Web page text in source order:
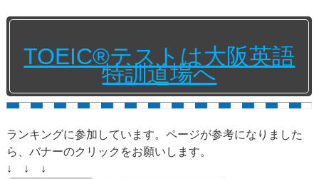
TOEIC®テストは大阪英語
特訓道場へ
ランキングに参加しています。ページが参考になりました
ら、バナーのクリックをお願いします。
↓ ↓ ↓